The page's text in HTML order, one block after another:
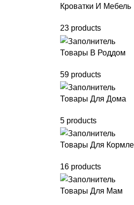
Кроватки И Мебель
23 products
Товары В Роддом
59 products
Товары Для Дома
5 products
Товары Для
16 products
Товары Для Мам